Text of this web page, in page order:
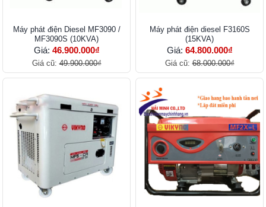
Máy phát điện Diesel MF3090 /
MF3090S (10KVA)
Giá: 46.900.000₫
Giá cũ:49.900.000₫
Máy phát điện diesel F3160S
(15KVA)
Giá: 64.800.000₫
Giá cũ:68.000.000₫